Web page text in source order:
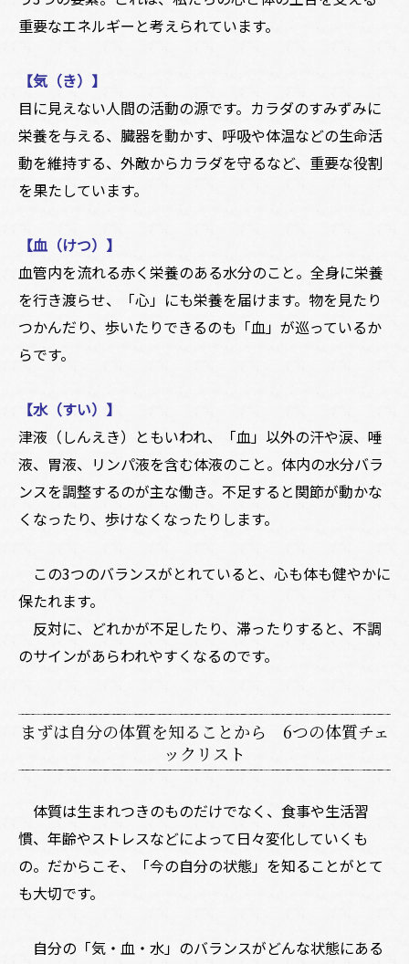
重要なエネルギーと考えられています。
【気（き）】
目に見えない人間の活動の源です。カラダのすみずみに
栄養を与える、臓器を動かす、呼吸や体温などの生命活
動を維持する、外敵からカラダを守るなど、重要な役割
を果たしています。
【血（けつ）】
血管内を流れる赤く栄養のある水分のこと。全身に栄養
を行き渡らせ、「心」にも栄養を届けます。物を見たり
つかんだり、歩いたりできるのも「血」が巡っているか
らです。
【水（すい）】
津液（しんえき）ともいわれ、「血」以外の汗や涙、唾
液、胃液、リンパ液を含む体液のこと。体内の水分バラ
ンスを調整するのが主な働き。不足すると関節が動かな
くなったり、歩けなくなったりします。
この3つのバランスがとれていると、心も体も健やかに
保たれます。
反対に、どれかが不足したり、滞ったりすると、不調
のサインがあらわれやすくなるのです。
まずは自分の体質を知ることから 6つの体質チェ
ックリスト
体質は生まれつきのものだけでなく、食事や生活習
慣、年齢やストレスなどによって日々変化していくも
の。だからこそ、「今の自分の状態」を知ることがとて
も大切です。
自分の「気・血・水」のバランスがどんな状態にある